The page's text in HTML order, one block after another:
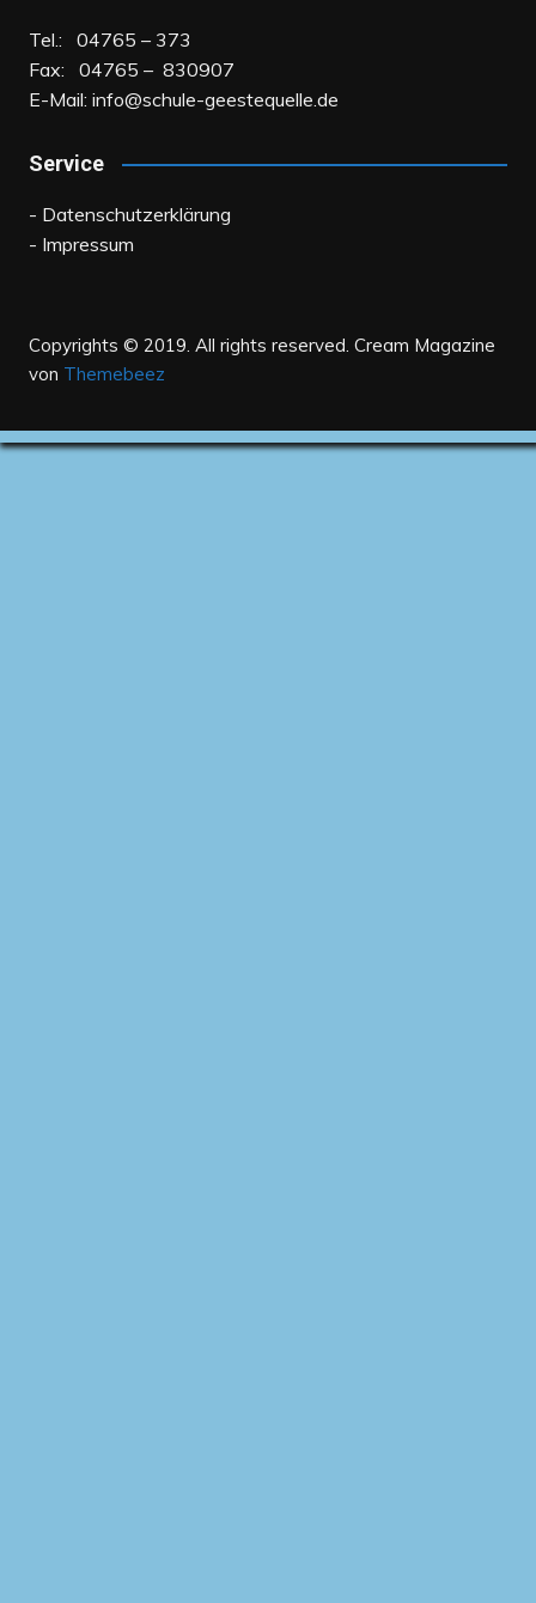
Tel.: 04765 – 373
Fax: 04765 – 830907
E-Mail: info@schule-geestequelle.de
Service
- Datenschutzerklärung
- Impressum
Copyrights © 2019. All rights reserved. Cream Magazine
von Themebeez